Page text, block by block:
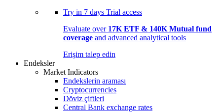
Try in 7 days Trial access
Evaluate over 17K ETF & 140K Mutual fund
coverage and advanced analytical tools
Erişim talep edin
Endeksler
Market Indicators
Endekslerin araması
Cryptocurrencies
Döviz çiftleri
Central Bank exchange rates